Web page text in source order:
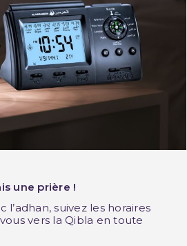
une prière !
l’adhan, suivez les horaires
vers la Qibla en toute